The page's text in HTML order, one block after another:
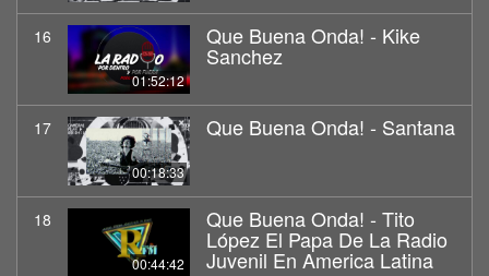
16
01:52:12
Que Buena Onda! - Kike
Sanchez
17
00:18:33
Que Buena Onda! - Santana
18
00:44:42
Que Buena Onda! - Tito
López El Papa De La Radio
Juvenil En America Latina